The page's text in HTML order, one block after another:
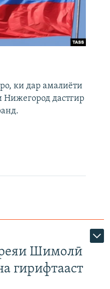
ки дар амалиёти
Нижегород дастгир
Шимолӣ
гирифтааст